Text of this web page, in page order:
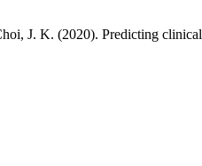
J. K. (2020). Predicting